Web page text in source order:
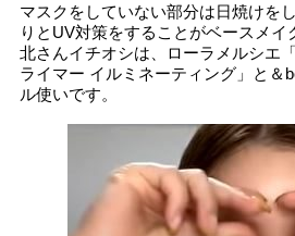
マスクをしていない部分は日焼けを
りとUV対策をすることがベースメ
北さんイチオシは、ローラメルシエ
ライマー イルミネーティング」と＆
ル使いです。